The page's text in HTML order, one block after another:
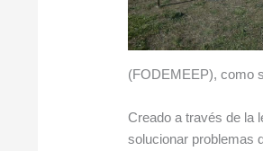
(FODEMEEP), como
Creado a través de la
solucionar problemas